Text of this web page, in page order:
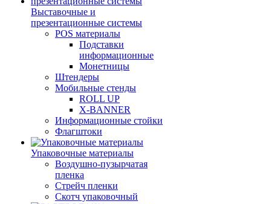
Выставочные и
презентационные системы
POS материалы
Подставки
информационные
Монетницы
Штендеры
Мобильные стенды
ROLL UP
X-BANNER
Информационные стойки
Флагштоки
Упаковочные материалы
Воздушно-пузырчатая
пленка
Стрейч пленки
Скотч упаковочный